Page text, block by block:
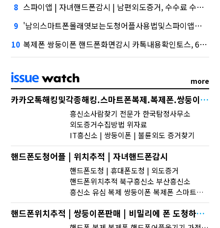
8 스파이앱 | 자녀핸드폰감시 | 남편외도증거, 수수료 수익 1위 '삼성'
9 '남의스마트폰몰래엿보는도청어플사용법및스파이앱다운로드 핸드폰 복제 복제폰 카카오톡 옮기기 카카오톡 사진 백업 카카오톡 백업 복구' 시장 열렸다…LG 먼저 '첫 테이프'
10 복제폰 쌍둥이폰 핸드폰화면감시 카톡내용확인토스, 667억원으로 수수료 수익 5위권 진입
more
카카오톡해킹및각종해킹.스마트폰복제.복제폰.쌍둥이폰팝니다카카오톡해킹
흥신소사람찾기 전문가 한국탐정사무소
외도증거수집방법 위자료
IT흥신소 | 쌍둥이폰 | 불륜외도 증거찾기
핸드폰도청어플 | 위치추적 | 자녀핸드폰감시
핸드폰도청 | 휴대폰도청 | 외도증거
핸드폰위치추적 북구흥신소 부산흥신소
흥신소 유심 복제 쌍둥이폰 복제폰 스마트폰 해킹 확인 스마트폰 복제 실시간핸드폰화면감시
핸드폰위치추적 | 쌍둥이폰판매 | 비밀리에 폰 도청하기 스파이앱